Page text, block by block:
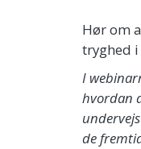
Hør om
tryghed
I
hvordan
de